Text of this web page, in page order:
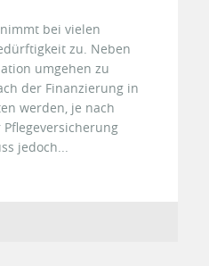
bei vielen
zu. Neben
umgehen zu
der Finanzierung in
werden, je nach
jedoch...